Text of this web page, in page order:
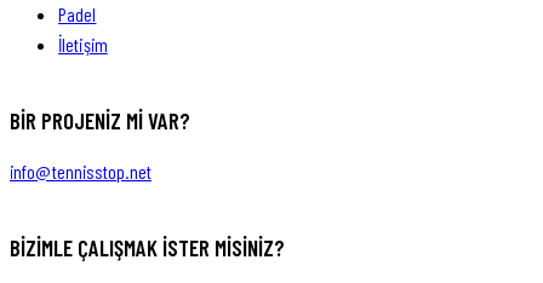
Padel
İletişim
facebook-
1
twitter-
new
dribble-
new
instagram
BIR PROJENIZ MI VAR?
info@tennisstop.net
BIZIMLE ÇALIŞMAK İSTER MISINIZ?